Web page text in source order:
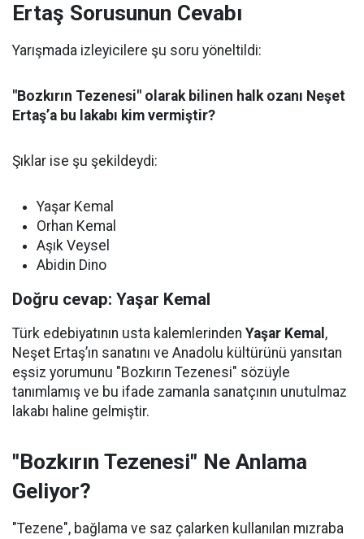
Ertaş Sorusunun Cevabı
Yarışmada izleyicilere şu soru yöneltildi:
"Bozkırın Tezenesi" olarak bilinen halk ozanı Neşet
Ertaş’a bu lakabı kim vermiştir?
Şıklar ise şu şekildeydi:
Yaşar Kemal
Orhan Kemal
Aşık Veysel
Abidin Dino
Doğru cevap: Yaşar Kemal
Türk edebiyatının usta kalemlerinden Yaşar Kemal ,
Neşet Ertaş’ın sanatını ve Anadolu kültürünü yansıtan
eşsiz yorumunu "Bozkırın Tezenesi" sözüyle
tanımlamış ve bu ifade zamanla sanatçının unutulmaz
lakabı haline gelmiştir.
"Bozkırın Tezenesi" Ne Anlama
Geliyor?
"Tezene", bağlama ve saz çalarken kullanılan mızraba